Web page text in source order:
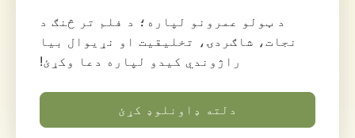
د ټولو عمرونو لپاره؛ د فلم تر څنګ د
نجات، شاګردۍ، تخلیقیت او نړیوال بیا
راژوندي کیدو لپاره دعا وکړئ!
دلته ډاونلوډ کړئ